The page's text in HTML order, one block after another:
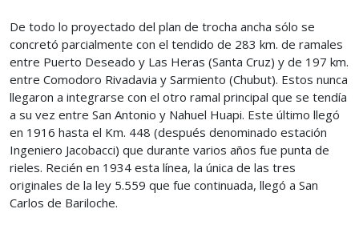
De todo lo proyectado del plan de trocha ancha sólo se
concretó parcialmente con el tendido de 283 km. de ramales
entre Puerto Deseado y Las Heras (Santa Cruz) y de 197 km.
entre Comodoro Rivadavia y Sarmiento (Chubut). Estos nunca
llegaron a integrarse con el otro ramal principal que se tendía
a su vez entre San Antonio y Nahuel Huapi. Este último llegó
en 1916 hasta el Km. 448 (después denominado estación
Ingeniero Jacobacci) que durante varios años fue punta de
rieles. Recién en 1934 esta línea, la única de las tres
originales de la ley 5.559 que fue continuada, llegó a San
Carlos de Bariloche.